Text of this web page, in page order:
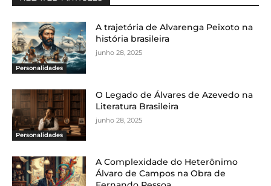
Personalidades
A trajetória de Alvarenga Peixoto na
história brasileira
junho 28, 2025
Personalidades
O Legado de Álvares de Azevedo na
Literatura Brasileira
junho 28, 2025
A Complexidade do Heterônimo
Álvaro de Campos na Obra de